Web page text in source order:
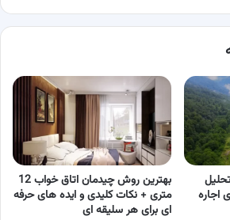
اجاره
بهترین روش چیدمان اتاق خواب 12
متری + نکات کلیدی و ایده های حرفه
ای برای هر سلیقه ای